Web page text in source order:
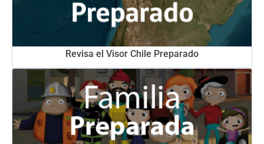
Revisa el Visor Chile Preparado